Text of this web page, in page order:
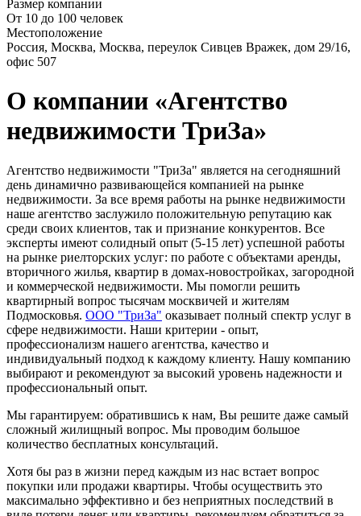
Размер компании
От 10 до 100 человек
Местоположение
Россия, Москва, Москва, переулок Сивцев Вражек, дом 29/16,
офис 507
О компании «Агентство
недвижимости ТриЗа»
Агентство недвижимости "ТриЗа" является на сегодняшний
день динамично развивающейся компанией на рынке
недвижимости. За все время работы на рынке недвижимости
наше агентство заслужило положительную репутацию как
среди своих клиентов, так и признание конкурентов. Все
эксперты имеют солидный опыт (5-15 лет) успешной работы
на рынке риелторских услуг: по работе с объектами аренды,
вторичного жилья, квартир в домах-новостройках, загородной
и коммерческой недвижимости. Мы помогли решить
квартирный вопрос тысячам москвичей и жителям
Подмосковья. ООО "ТриЗа" оказывает полный спектр услуг в
сфере недвижимости. Наши критерии - опыт,
профессионализм нашего агентства, качество и
индивидуальный подход к каждому клиенту. Нашу компанию
выбирают и рекомендуют за высокий уровень надежности и
профессиональный опыт.
Мы гарантируем: обратившись к нам, Вы решите даже самый
сложный жилищный вопрос. Мы проводим большое
количество бесплатных консультаций.
Хотя бы раз в жизни перед каждым из нас встает вопрос
покупки или продажи квартиры. Чтобы осуществить это
максимально эффективно и без неприятных последствий в